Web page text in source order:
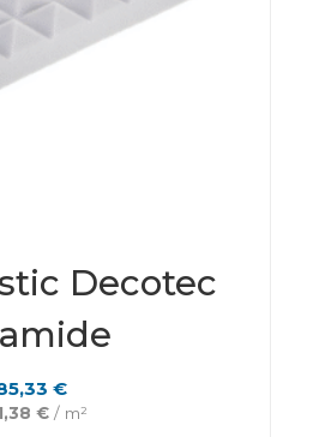
Decotec
€
€ / m²